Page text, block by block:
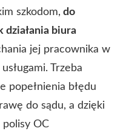
szkodom, do
działania biura
jej pracownika w
Trzeba
popełnienia błędu
do sądu, a dzięki
OC